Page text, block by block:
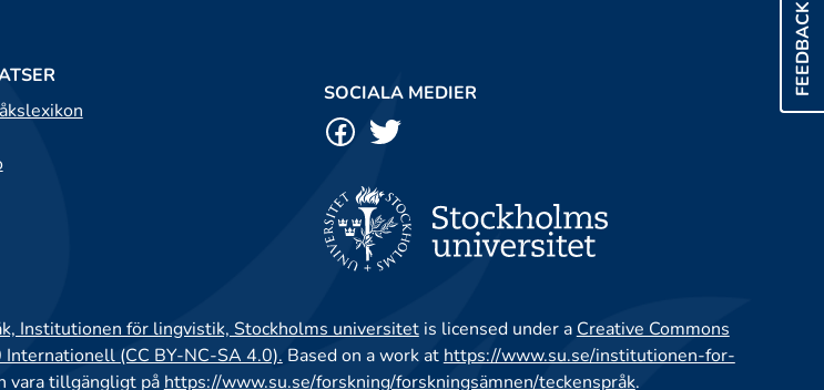
FEEDBACK
SOCIALA MEDIER
Institutionen för lingvistik, Stockholms universitetis licensed under a Creative Commons
(CC BY-NC-SA 4.0). Based on a work at https://www.su.se/institutionen-for-
vara tillgängligt på https://www.su.se/forskning/forskningsämnen/teckenspråk.